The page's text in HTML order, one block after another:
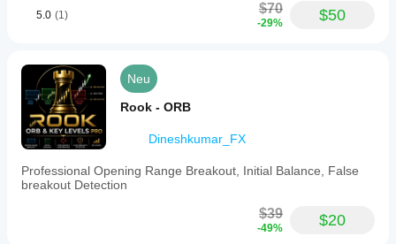
5.0 (1) $70
-29% $50
Neu
Rook - ORB
Dineshkumar_FX
Professional Opening Range Breakout, Initial Balance, False
breakout Detection
$39
-49% $20